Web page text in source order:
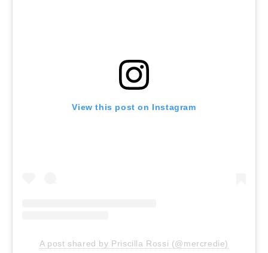
View this post on Instagram
A post shared by Priscilla Rossi (@mercredie)